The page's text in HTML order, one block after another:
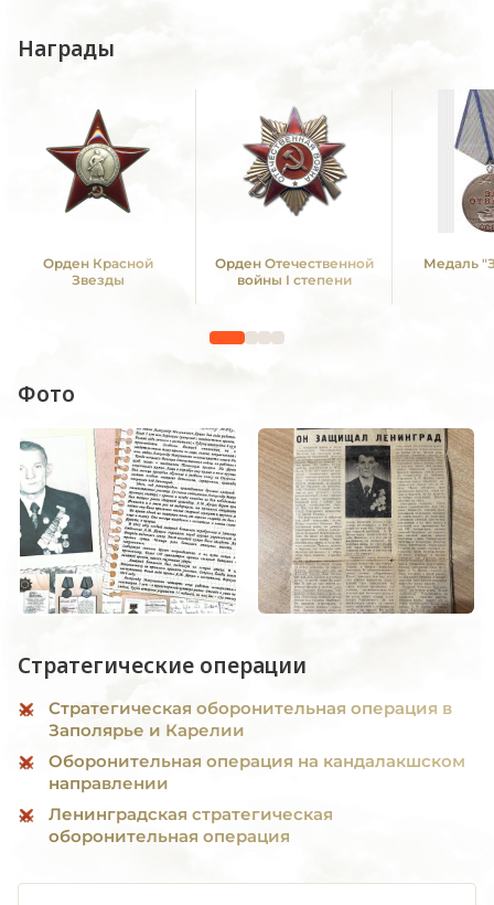
Награды
Орден Красной
Звезды
Орден Отечественной
войны I степени
Медаль
Фото
Стратегические операции
Стратегическая оборонительная операция в
Заполярье и Карелии
Оборонительная операция на кандалакшском
направлении
Ленинградская стратегическая
оборонительная операция